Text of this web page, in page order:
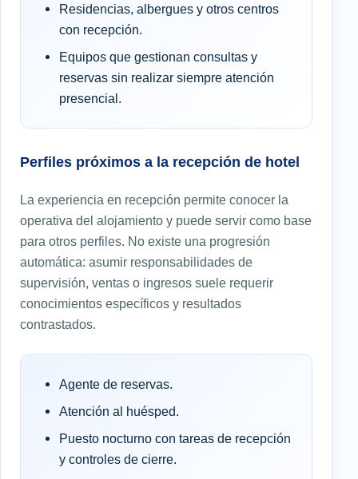
Residencias, albergues y otros centros
con recepción.
Equipos que gestionan consultas y
reservas sin realizar siempre atención
presencial.
Perfiles próximos a la recepción de hotel
La experiencia en recepción permite conocer la
operativa del alojamiento y puede servir como base
para otros perfiles. No existe una progresión
automática: asumir responsabilidades de
supervisión, ventas o ingresos suele requerir
conocimientos específicos y resultados
contrastados.
Agente de reservas.
Atención al huésped.
Puesto nocturno con tareas de recepción
y controles de cierre.